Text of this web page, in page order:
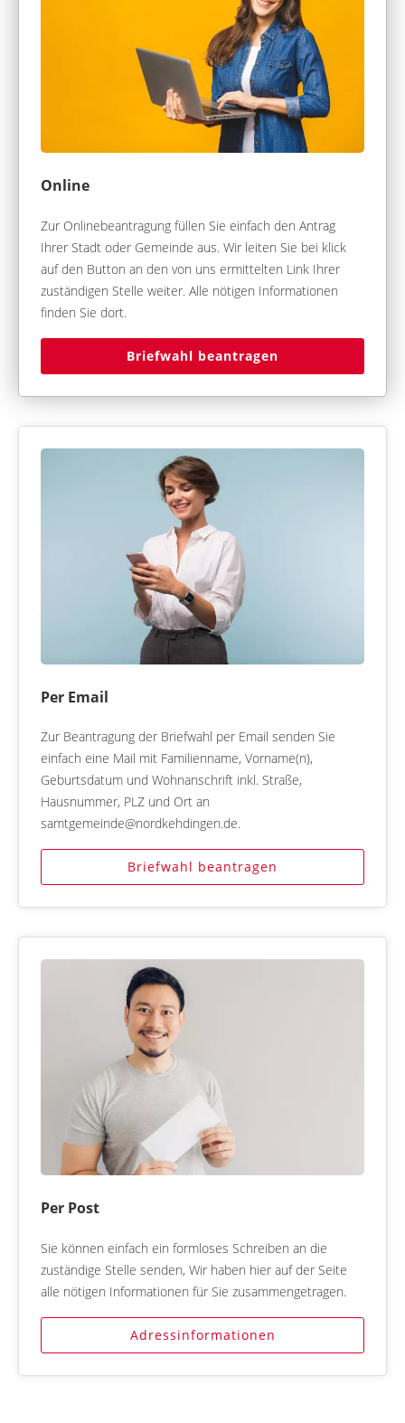
Online
Zur Onlinebeantragung füllen Sie einfach den Antrag
Ihrer Stadt oder Gemeinde aus. Wir leiten Sie bei klick
auf den Button an den von uns ermittelten Link Ihrer
zuständigen Stelle weiter. Alle nötigen Informationen
finden Sie dort.
Briefwahl beantragen
Per Email
Zur Beantragung der Briefwahl per Email senden Sie
einfach eine Mail mit Familienname, Vorname(n),
Geburtsdatum und Wohnanschrift inkl. Straße,
Hausnummer, PLZ und Ort an
samtgemeinde@nordkehdingen.de.
Briefwahl beantragen
Per Post
Sie können einfach ein formloses Schreiben an die
zuständige Stelle senden, Wir haben hier auf der Seite
alle nötigen Informationen für Sie zusammengetragen.
Adressinformationen